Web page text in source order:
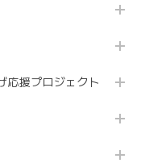
応援プロジェクト